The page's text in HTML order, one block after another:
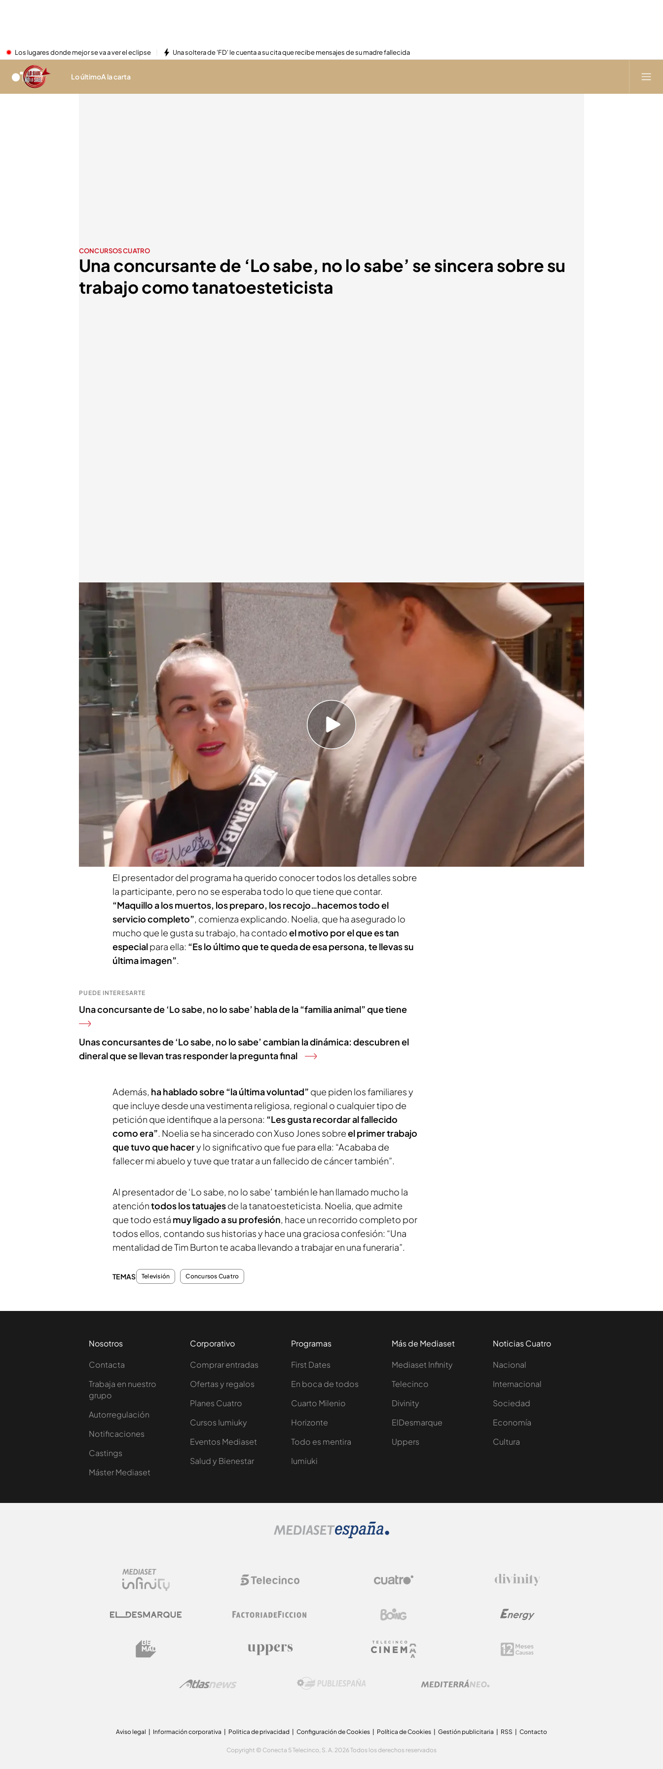
Los lugares donde mejor se va a ver el eclipse Una soltera de 'FD' le cuenta a su cita que recibe mensajes de su madre fallecida
Lo últimoA la carta
CONCURSOS CUATRO
Una concursante de ‘Lo sabe, no lo sabe’ se sincera sobre su
trabajo como tanatoesteticista
Una concursante de ‘Lo sabe, no lo sabe’ se sincera sobre su trabajo como tanatoesteticista. cuatro.com
Lo sabe, no lo sabe
26 MAY 2026 - 19:15h.
Dale al play y disfruta del momentazo de la concursante de 'Lo sabe,
no lo sabe'
Xuso Jones se rompe al recordar los momentos más emotivos de ‘Lo
sabe, no lo sabe’ junto a Sandra Barneda
Xuso Jones se desplaza hasta Móstoles, acompañado del equipo de
‘Lo
sabe, no sabe’, para encontrar a la persona indicada que tratará de
hacerse con los 50.000 euros de premio. Allí, conoce a Noelia, de 31 años,
con una sorprendente profesión que tiene una gran historia detrás.
Después de nombrarla concursante ‘bonica’, la joven
se sincera sobre su
trabajo como tanatoesteticista
El presentador del programa ha querido conocer todos los detalles sobre
la participante, pero no se esperaba todo lo que tiene que contar.
“Maquillo a los muertos, los preparo, los recojo…hacemos todo el
servicio completo”, comienza explicando. Noelia, que ha asegurado lo
mucho que le gusta su trabajo, ha contadoel motivo por el que es tan
especialpara ella: “Es lo último que te queda de esa persona, te llevas su
última imagen”.
PUEDE INTERESARTE
Una concursante de ‘Lo sabe, no lo sabe’ habla de la “familia animal” que tiene
Unas concursantes de ‘Lo sabe, no lo sabe’ cambian la dinámica: descubren el
dineral que se llevan tras responder la pregunta final
Además, ha hablado sobre “la última voluntad” que piden los familiares y
que incluye desde una vestimenta religiosa, regional o cualquier tipo de
petición que identifique a la persona: “Les gusta recordar al fallecido
como era”. Noelia se ha sincerado con Xuso Jones sobreel primer trabajo
que tuvo que hacery lo significativo que fue para ella: “Acababa de
fallecer mi abuelo y tuve que tratar a un fallecido de cáncer también”.
Al presentador de ‘Lo sabe, no lo sabe’ también le han llamado mucho la
atencióntodos los tatuajesde la tanatoesteticista. Noelia, que admite
que todo está muy ligado a su profesión, hace un recorrido completo por
todos ellos, contando sus historias y hace una graciosa confesión: “Una
mentalidad de Tim Burton te acaba llevando a trabajar en una funeraria”.
TEMAS Televisión Concursos Cuatro
Nosotros
Contacta
Trabaja en nuestro
grupo
Autorregulación
Notificaciones
Castings
Máster Mediaset
Corporativo
Comprar entradas
Ofertas y regalos
Planes Cuatro
Cursos Iumiuky
Eventos Mediaset
Salud y Bienestar
Programas
First Dates
En boca de todos
Cuarto Milenio
Horizonte
Todo es mentira
Iumiuki
Más de Mediaset
Mediaset Infinity
Telecinco
Divinity
ElDesmarque
Uppers
Noticias Cuatro
Nacional
Internacional
Sociedad
Economía
Cultura
Aviso legal Información corporativa Politica de privacidad Configuración de Cookies Política de Cookies Gestión publicitaria RSS Contacto
Copyright © Conecta 5 Telecinco, S. A. 2026 Todos los derechos reservados